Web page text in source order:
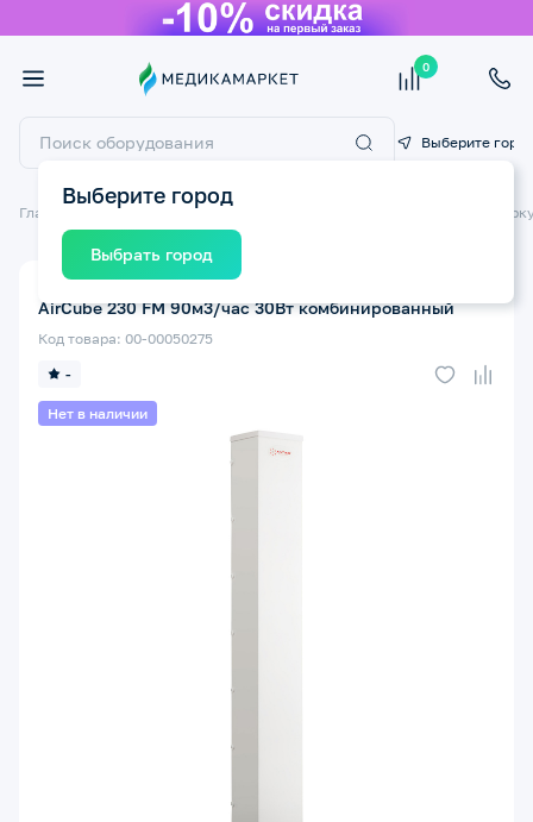
0
Выберите город
Выберите город
Выбрать город
Главная Медицинские приборы Облучатели бактерицидные/
Нет в наличии
-
Код товара: 00-00050275
AirCube 230 FM 90м3/час 30Вт комбинированный